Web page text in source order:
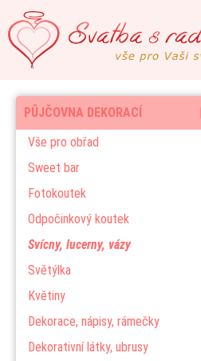
PŮJČOVNA DEKORACÍ
Vše pro obřad
Sweet bar
Fotokoutek
Odpočinkový koutek
Svícny, lucerny, vázy
Světýlka
Květiny
Dekorace, nápisy, rámečky
Dekorativní látky, ubrusy